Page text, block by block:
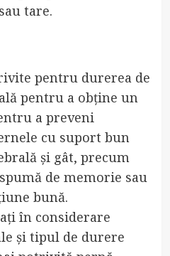
tare.
pentru durerea de
pentru a obține un
a preveni
cu suport bun
și gât, precum
de memorie sau
bună.
în considerare
și tipul de durere